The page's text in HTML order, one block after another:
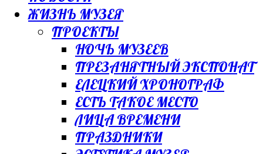
ЖИЗНЬ МУЗЕЯ
ПРОЕКТЫ
НОЧЬ МУЗЕЕВ
ПРЕЗАНЯТНЫЙ ЭКСПОНАТ
ЕЛЕЦКИЙ ХРОНОГРАФ
ЕСТЬ ТАКОЕ МЕСТО
ЛИЦА ВРЕМЕНИ
ПРАЗДНИКИ